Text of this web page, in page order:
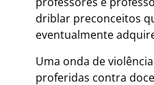
driblar preconceitos
eventualmente
Uma onda de
proferidas contra